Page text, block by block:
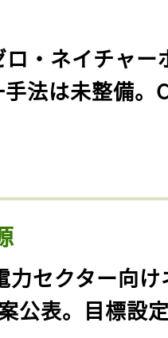
ロ・ネイチャー
法は未整備。
力セクター向
公表。目標設